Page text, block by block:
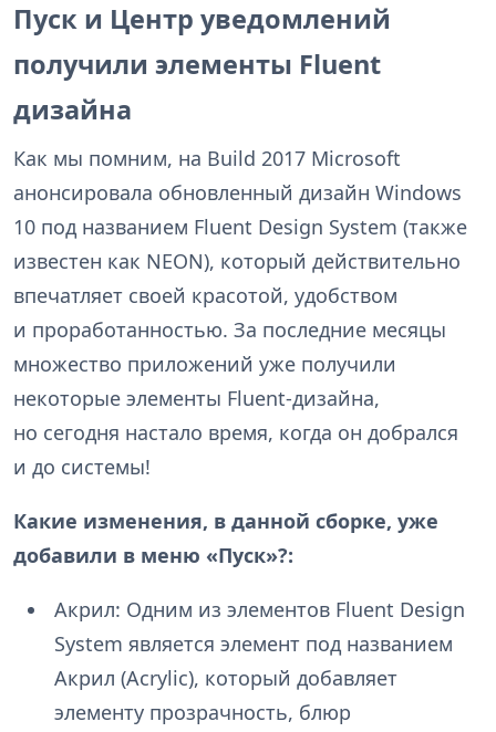
Пуск и Центр уведомлений
получили элементы Fluent
дизайна
Как мы помним, на Build 2017 Microsoft
анонсировала обновленный дизайн Windows
10 под названием Fluent Design System (также
известен как NEON), который действительно
впечатляет своей красотой, удобством
и проработанностью. За последние месяцы
множество приложений уже получили
некоторые элементы Fluent-дизайна,
но сегодня настало время, когда он добрался
и до системы!
Какие изменения, в данной сборке, уже
добавили в меню «Пуск»?:
Акрил: Одним из элементов Fluent Design
System является элемент под названием
Акрил (Acrylic), который добавляет
элементу прозрачность, блюр